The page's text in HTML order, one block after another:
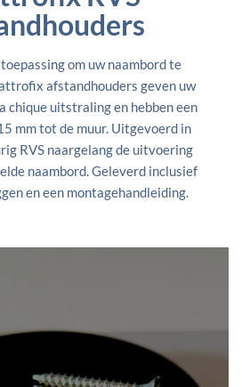
om uw naambord te
afstandhouders geven uw
chique uitstraling en hebben een
mm tot de muur. Uitgevoerd in
RVS naargelang de uitvoering
naambord. Geleverd inclusief
en een montagehandleiding.